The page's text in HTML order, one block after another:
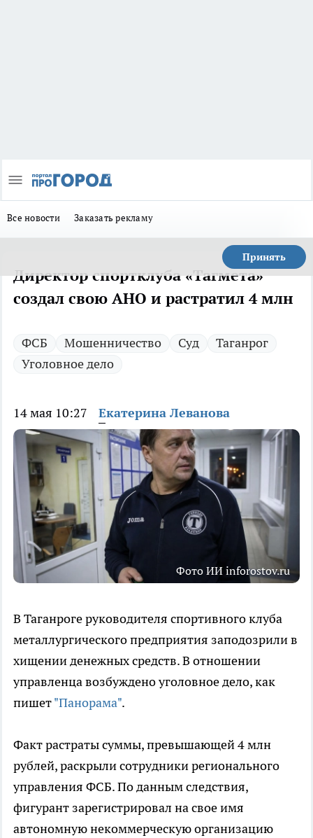
Все новости Заказать рекламу
Принять
Директор спортклуба «Тагмета»
создал свою АНО и растратил 4 млн
ФСБ Мошенничество Суд
Таганрог
Уголовное дело
14 мая 10:27 Екатерина Леванова
Фото ИИ inforostov.ru
В Таганроге руководителя спортивного клуба
металлургического предприятия заподозрили в
хищении денежных средств. В отношении
управленца возбуждено уголовное дело, как
пишет"Панорама".
Факт растраты суммы, превышающей 4 млн
рублей, раскрыли сотрудники регионального
управления ФСБ. По данным следствия,
фигурант зарегистрировал на свое имя
автономную некоммерческую организацию